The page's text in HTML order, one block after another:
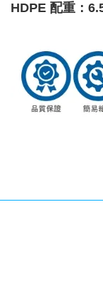
HDPE 配重 ：